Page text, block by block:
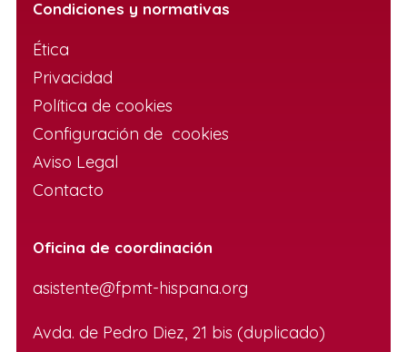
Condiciones y normativas
Ética
Privacidad
Política de cookies
Configuración de cookies
Aviso Legal
Contacto
Oficina de coordinación
asistente@fpmt-hispana.org
Avda. de Pedro Diez, 21 bis (duplicado)